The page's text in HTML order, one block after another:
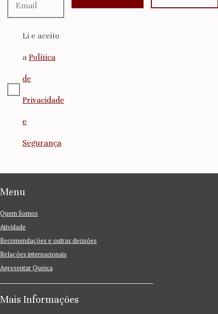
Li e aceito
a Política
de
Privacidade
e
Segurança
Menu
Quem Somos
Atividade
Recomendações e outras decisões
Relações internacionais
Apresentar Queixa
Mais Informações